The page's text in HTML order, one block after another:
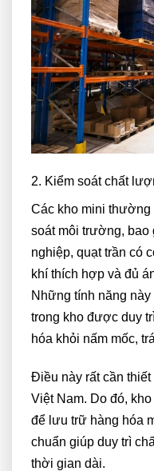
2. Kiểm soát chất
Các kho mini
soát môi trường, bao
nghiệp, quạt trần có
khí thích hợp và đủ
Những tính năng
trong kho được duy
hóa khỏi nấm mốc,
Điều này rất cần
Việt Nam. Do đó,
để lưu trữ hàng hóa
chuẩn giúp duy trì
thời gian dài.